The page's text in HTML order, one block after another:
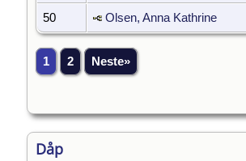
50 Olsen, Anna Kathrine
1 2 Neste»
Dåp